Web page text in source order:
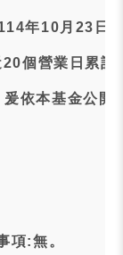
年10月23日
20個營業日累
依本基金公開
項:無。